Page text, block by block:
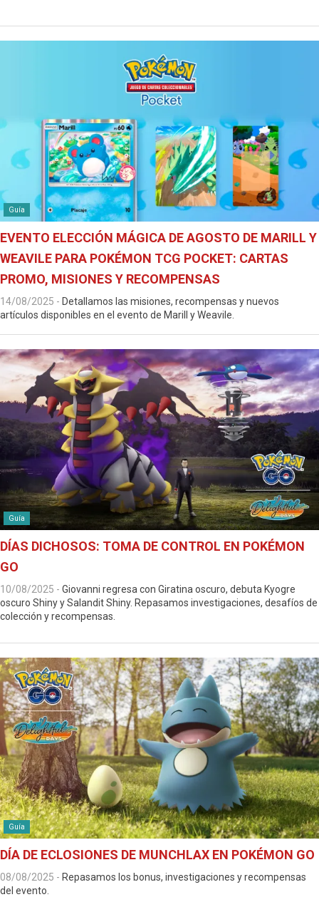
Guía
EVENTO ELECCIÓN MÁGICA DE AGOSTO DE MARILL Y
WEAVILE PARA POKÉMON TCG POCKET: CARTAS
PROMO, MISIONES Y RECOMPENSAS
14/08/2025 - Detallamos las misiones, recompensas y nuevos
artículos disponibles en el evento de Marill y Weavile.
Guía
DÍAS DICHOSOS: TOMA DE CONTROL EN POKÉMON
GO
10/08/2025 - Giovanni regresa con Giratina oscuro, debuta Kyogre
oscuro Shiny y Salandit Shiny. Repasamos investigaciones, desafíos de
colección y recompensas.
Guía
DÍA DE ECLOSIONES DE MUNCHLAX EN POKÉMON GO
08/08/2025 - Repasamos los bonus, investigaciones y recompensas
del evento.